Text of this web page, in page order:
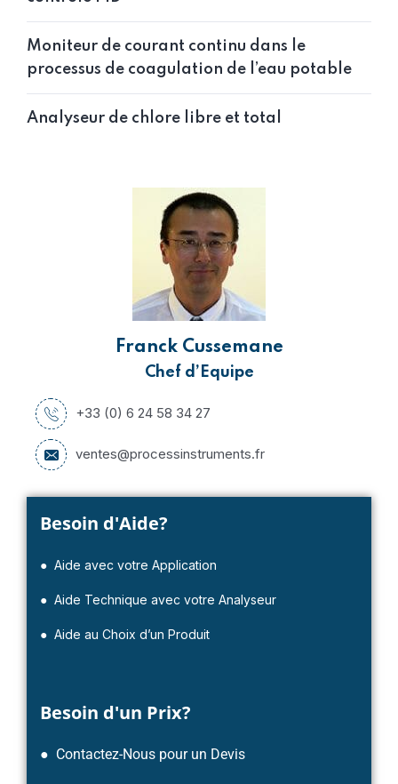
Moniteur de courant continu dans le
processus de coagulation de l’eau potable
Analyseur de chlore libre et total
Franck Cussemane
Chef d’Equipe
+33 (0) 6 24 58 34 27
ventes@processinstruments.fr
Besoin d'Aide?
● Aide avec votre Application
● Aide Technique avec votre Analyseur
● Aide au Choix d’un Produit
Besoin d'un Prix?
● Contactez-Nous pour un Devis